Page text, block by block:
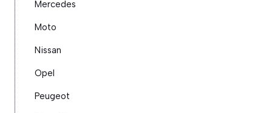
Mercedes
Moto
Nissan
Opel
Peugeot